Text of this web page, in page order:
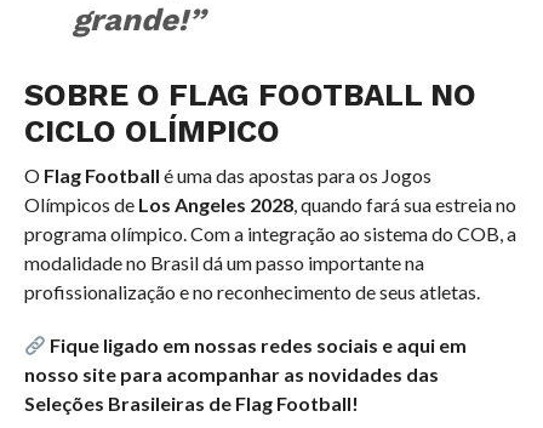
grande!”
SOBRE O FLAG FOOTBALL NO
CICLO OLÍMPICO
O Flag Football é uma das apostas para os Jogos
Olímpicos de Los Angeles 2028, quando fará sua estreia no
programa olímpico. Com a integração ao sistema do COB, a
modalidade no Brasil dá um passo importante na
profissionalização e no reconhecimento de seus atletas.
Fique ligado em nossas redes sociais e aqui em
nosso site para acompanhar as novidades das
Seleções Brasileiras de Flag Football!